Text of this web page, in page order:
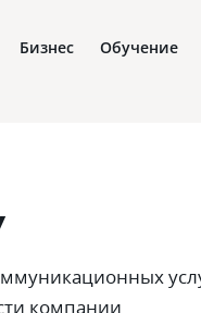
Бизнес Обучение
компании